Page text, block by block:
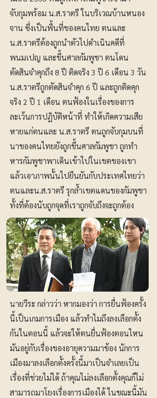
จับกุมพร้อม น.ส.ราตรี ในบริเวณบ้านหนอง
จาน ซึ่งเป็นพื้นที่ของคนไทย ตนและ
น.ส.ราตรีต้องถูกนำตัวไปดำเนินคดีที่
พนมเปญ และขึ้นศาลกัมพูชา ตนโดน
ตัดสินจำคุกถึง 8 ปี ติดจริง 3 ปี 6 เดือน 3 วัน
น.ส.ราตรีถูกตัดสินจำคุก 6 ปี และถูกติดคุก
จริง 2 ปี 1 เดือน ตนฟ้องในเรื่องของการ
ละเว้นการปฏิบัติหน้าที่ ทำให้เกิดความเสีย
หายแก่ตนและ น.ส.ราตรี ตนถูกจับกุมบนที่
นาของคนไทยยังถูกขึ้นศาลกัมพูชา ถูกทำ
หารกัมพูชาพาเดินเข้าไปในเขตของเขา
แล้วเอาภาพนั้นไปยืนยันกับประเทศไทยว่า
ตนและน.ส.ราตรี รุกล้ำเขตแดนของกัมพูชา
ทั้งที่ต้องนับถูกจุดที่เราถูกจับถึงจะถูกต้อง
นายวีระ กล่าวว่า หากมองว่า การยื่นฟ้องครั้ง
นี้เป็นเกมการเมือง แล้วทำไมถึงลงเลือกตั้ง
กันในตอนนี้ แล้วจะให้ตนยื่นฟ้องตอนไหน
มันอยู่กับเรื่องของอายุความมาข้อง นักการ
เมืองมาลงเลือกตั้งครั้งนี้มาเป็นจำเลยเป็น
เรื่องที่ช่วยไม่ได้ ถ้าคุณไม่ลงเลือกตั้งคุณก็ไม่
สามารถมาโยงเรื่องการเมืองได้ ในขณะนี้มัน